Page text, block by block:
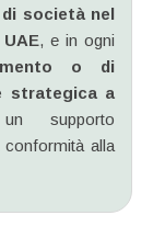
società nel
, e in ogni
o di
strategica a
supporto
conformità alla